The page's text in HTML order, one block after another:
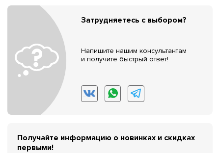
Затрудняетесь с выбором?
Напишите нашим консультантам
и получите быстрый ответ!
Получайте информацию о новинках и скидках
первыми!